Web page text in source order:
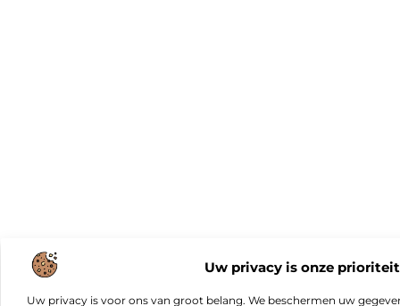
Uw privacy is onze prioriteit
Uw privacy is voor ons van groot belang. We beschermen uw